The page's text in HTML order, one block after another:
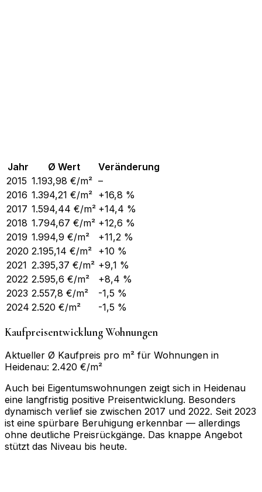
Jahr Ø Wert
Veränderung
2015 1.193,98 €/m² –
2016 1.394,21 €/m² +16,8 %
2017 1.594,44 €/m² +14,4 %
2018 1.794,67 €/m² +12,6 %
2019 1.994,9 €/m²
+11,2 %
2020 2.195,14 €/m² +10 %
2021 2.395,37 €/m² +9,1 %
2022 2.595,6 €/m²
+8,4 %
2023 2.557,8 €/m²
-1,5 %
2024 2.520 €/m² -1,5 %
Kaufpreisentwicklung Wohnungen
Aktueller Ø Kaufpreis pro m² für Wohnungen in
Heidenau: 2.420 €/m²
Auch bei Eigentumswohnungen zeigt sich in Heidenau
eine langfristig positive Preisentwicklung. Besonders
dynamisch verlief sie zwischen 2017 und 2022. Seit 2023
ist eine spürbare Beruhigung erkennbar — allerdings
ohne deutliche Preisrückgänge. Das knappe Angebot
stützt das Niveau bis heute.